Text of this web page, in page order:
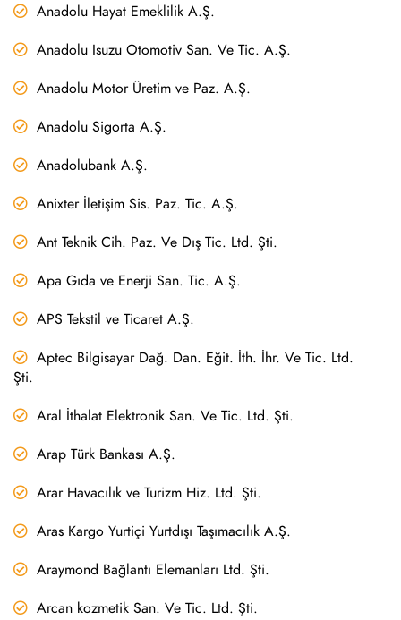
Anadolu Hayat Emeklilik A.Ş.
Anadolu Isuzu Otomotiv San. Ve Tic. A.Ş.
Anadolu Motor Üretim ve Paz. A.Ş.
Anadolu Sigorta A.Ş.
Anadolubank A.Ş.
Anixter İletişim Sis. Paz. Tic. A.Ş.
Ant Teknik Cih. Paz. Ve Dış Tic. Ltd. Şti.
Apa Gıda ve Enerji San. Tic. A.Ş.
APS Tekstil ve Ticaret A.Ş.
Aptec Bilgisayar Dağ. Dan. Eğit. İth. İhr. Ve Tic. Ltd.
Şti.
Aral İthalat Elektronik San. Ve Tic. Ltd. Şti.
Arap Türk Bankası A.Ş.
Arar Havacılık ve Turizm Hiz. Ltd. Şti.
Aras Kargo Yurtiçi Yurtdışı Taşımacılık A.Ş.
Araymond Bağlantı Elemanları Ltd. Şti.
Arcan kozmetik San. Ve Tic. Ltd. Şti.